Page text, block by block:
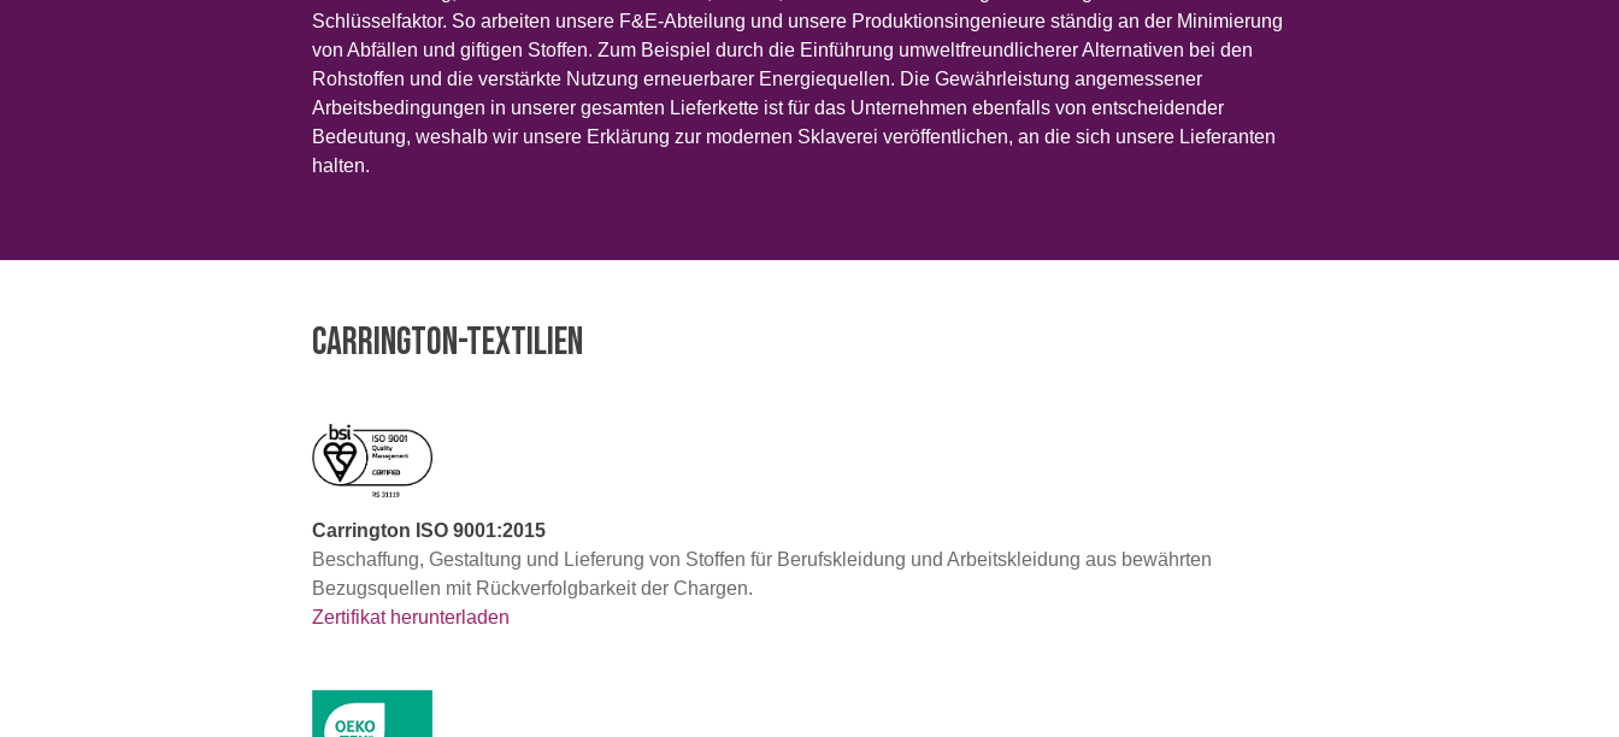
Schlüsselfaktor. So arbeiten unsere F&E-Abteilung und unsere Produktionsingenieure ständig an der Minimierung
von Abfällen und giftigen Stoffen. Zum Beispiel durch die Einführung umweltfreundlicherer Alternativen bei den
Rohstoffen und die verstärkte Nutzung erneuerbarer Energiequellen. Die Gewährleistung angemessener
Arbeitsbedingungen in unserer gesamten Lieferkette ist für das Unternehmen ebenfalls von entscheidender
Bedeutung, weshalb wir unsere Erklärung zur modernen Sklaverei veröffentlichen, an die sich unsere Lieferanten
halten.
CARRINGTON-TEXTILIEN
Carrington ISO 9001:2015
Beschaffung, Gestaltung und Lieferung von Stoffen für Berufskleidung und Arbeitskleidung aus bewährten
Bezugsquellen mit Rückverfolgbarkeit der Chargen.
Zertifikat herunterladen